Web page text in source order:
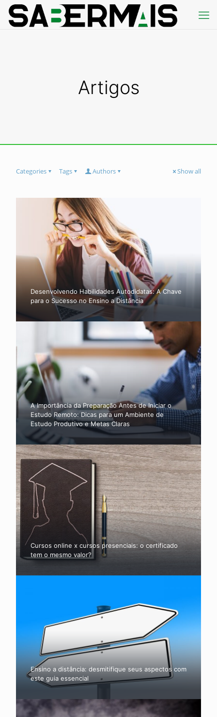
Artigos
Categories Tags Authors Show all
Desenvolvendo Habilidades Autodidatas: A Chave
para o Sucesso no Ensino a Distância
A Importância da Preparação Antes de Iniciar o
Estudo Remoto: Dicas para um Ambiente de
Estudo Produtivo e Metas Claras
Cursos online x cursos presenciais: o certificado
tem o mesmo valor?
Ensino a distância: desmitifique seus aspectos com
este guia essencial